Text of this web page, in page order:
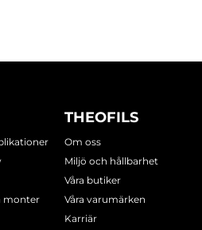
monter
THEOFILS
Om oss
Miljö och hållbarhet
Våra butiker
Våra varumärken
Karriär